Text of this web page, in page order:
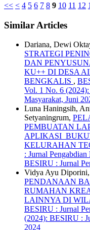
<< < 4 5 6 7 8 9 10 11 12
Similar Articles
Dariana, Dewi
STRATEGI
DAN
KU++ DI DESA
BENGKALIS ,
Vol. 1 No. 6
Masyarakat, Juni
Luna Haningsih,
Setyaningrum,
PEMBUATAN
APLIKASI
KELURAHAN
: Jurnal
BESIRU : Jurnal
Vidya Ayu
PENDANAAN
RUMAHAN
LAINNYA DI
BESIRU : Jurnal
(2024): BESIRU :
2024